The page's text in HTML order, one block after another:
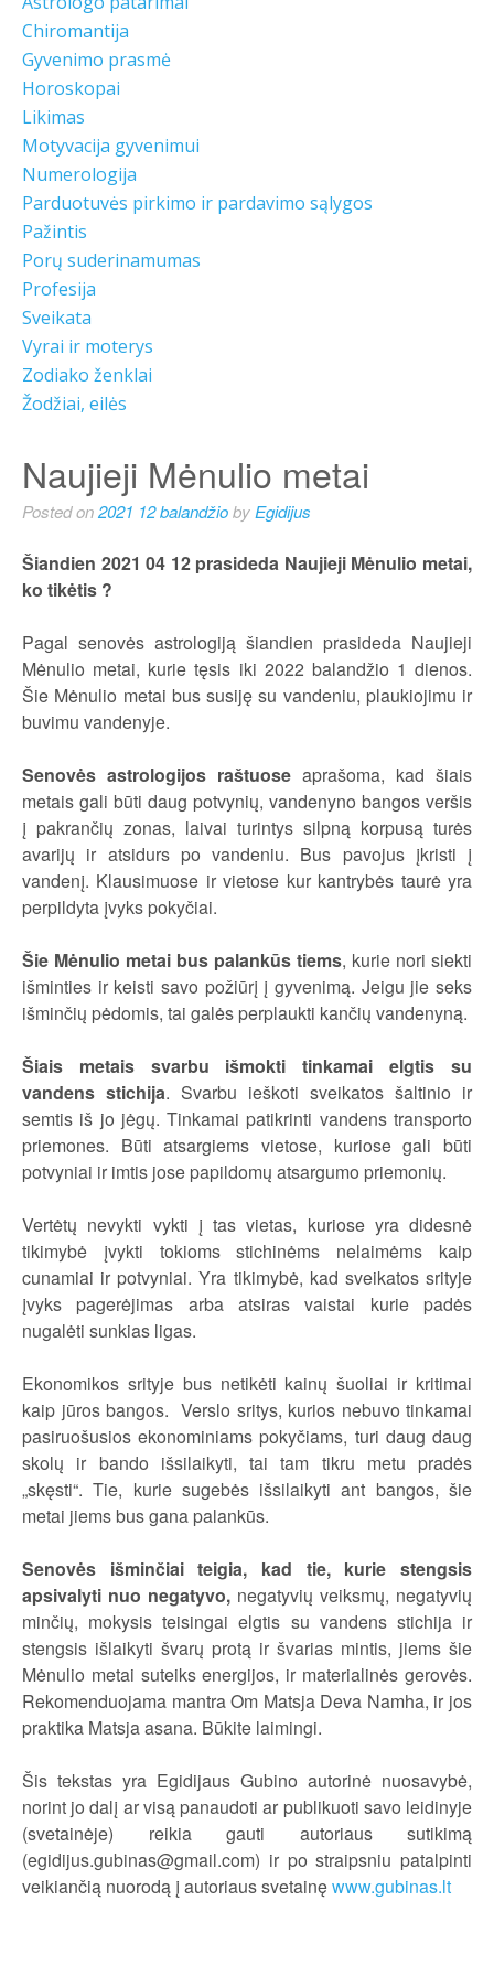
Chiromantija
Gyvenimo prasmė
Horoskopai
Likimas
Motyvacija gyvenimui
Numerologija
Parduotuvės pirkimo ir pardavimo sąlygos
Pažintis
Porų suderinamumas
Profesija
Sveikata
Vyrai ir moterys
Zodiako ženklai
Žodžiai, eilės
Naujieji Mėnulio metai
Posted on2021 12 balandžioby Egidijus
Šiandien 2021 04 12 prasideda Naujieji Mėnulio metai,
ko tikėtis ?
Pagal senovės astrologiją šiandien prasideda Naujieji
Mėnulio metai, kurie tęsis iki 2022 balandžio 1 dienos.
Šie Mėnulio metai bus susiję su vandeniu, plaukiojimu ir
buvimu vandenyje.
Senovės astrologijos raštuose aprašoma, kad šiais
metais gali būti daug potvynių, vandenyno bangos veršis
į pakrančių zonas, laivai turintys silpną korpusą turės
avarijų ir atsidurs po vandeniu. Bus pavojus įkristi į
vandenį. Klausimuose ir vietose kur kantrybės taurė yra
perpildyta įvyks pokyčiai.
Šie Mėnulio metai bus palankūs tiems, kurie nori siekti
išminties ir keisti savo požiūrį į gyvenimą. Jeigu jie seks
išminčių pėdomis, tai galės perplaukti kančių vandenyną.
Šiais metais svarbu išmokti tinkamai elgtis su
vandens stichija. Svarbu ieškoti sveikatos šaltinio ir
semtis iš jo jėgų. Tinkamai patikrinti vandens transporto
priemones. Būti atsargiems vietose, kuriose gali būti
potvyniai ir imtis jose papildomų atsargumo priemonių.
Vertėtų nevykti vykti į tas vietas, kuriose yra didesnė
tikimybė įvykti tokioms stichinėms nelaimėms kaip
cunamiai ir potvyniai. Yra tikimybė, kad sveikatos srityje
įvyks pagerėjimas arba atsiras vaistai kurie padės
nugalėti sunkias ligas.
Ekonomikos srityje bus netikėti kainų šuoliai ir kritimai
kaip jūros bangos. Verslo sritys, kurios nebuvo tinkamai
pasiruošusios ekonominiams pokyčiams, turi daug daug
skolų ir bando išsilaikyti, tai tam tikru metu pradės
„skęsti“. Tie, kurie sugebės išsilaikyti ant bangos, šie
metai jiems bus gana palankūs.
Senovės išminčiai teigia, kad tie, kurie stengsis
apsivalyti nuo negatyvo, negatyvių veiksmų, negatyvių
minčių, mokysis teisingai elgtis su vandens stichija ir
stengsis išlaikyti švarų protą ir švarias mintis, jiems šie
Mėnulio metai suteiks energijos, ir materialinės gerovės.
Rekomenduojama mantra Om Matsja Deva Namha, ir jos
praktika Matsja asana. Būkite laimingi.
Šis tekstas yra Egidijaus Gubino autorinė nuosavybė,
norint jo dalį ar visą panaudoti ar publikuoti savo leidinyje
(svetainėje) reikia gauti autoriaus sutikimą
(egidijus.gubinas@gmail.com) ir po straipsniu patalpinti
veikiančią nuorodą į autoriaus svetainęwww.gubinas.lt